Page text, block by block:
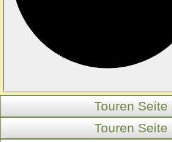
Touren Seite
Touren Seite